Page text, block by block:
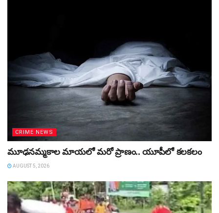
CRIME NEWS
మూఢనమ్మకాల మాయలో మరో ప్రాణం.. యూపీలో కలకలం
AUGUST 5, 2026